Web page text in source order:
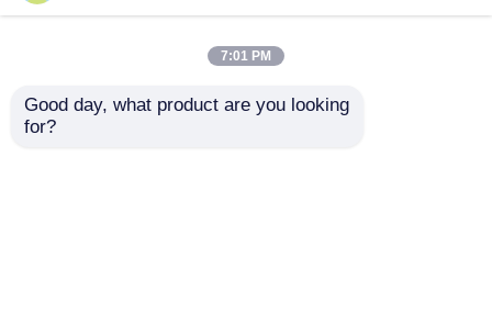
7:01 PM
Good day, what product are you looking
for?